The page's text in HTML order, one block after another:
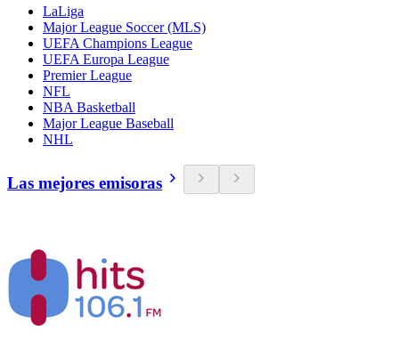
LaLiga
Major League Soccer (MLS)
UEFA Champions League
UEFA Europa League
Premier League
NFL
NBA Basketball
Major League Baseball
NHL
Las mejores emisoras